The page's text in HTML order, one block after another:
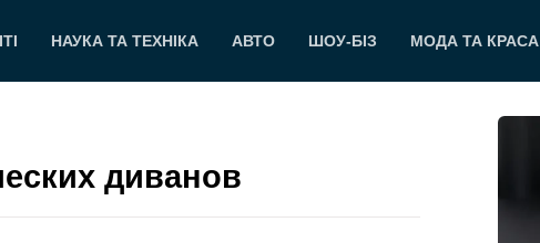
НАУКА ТА ТЕХНІКА АВТО ШОУ-БІЗ МОДА ТА КРАСА
диванов